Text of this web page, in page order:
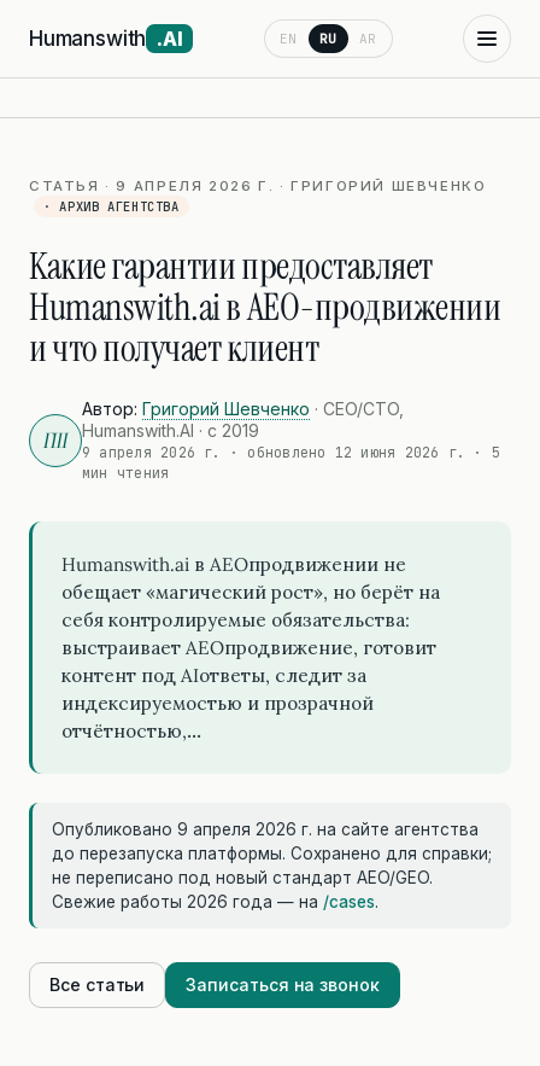
Humanswith .AI EN RU AR
СТАТЬЯ · 9 АПРЕЛЯ 2026 Г. · ГРИГОРИЙ ШЕВЧЕНКО
· АРХИВ АГЕНТСТВА
Какие гарантии предоставляет
Humanswith.ai в AEO-продвижении
и что получает клиент
ГШ
Автор: Григорий Шевченко · CEO/CTO,
Humanswith.AI · с 2019
9 апреля 2026 г. · обновлено 12 июня 2026 г.
· 5
мин чтения
Humanswith.ai в AEOпродвижении не
обещает «магический рост», но берёт на
себя контролируемые обязательства:
выстраивает AEOпродвижение, готовит
контент под AIответы, следит за
индексируемостью и прозрачной
отчётностью,…
Опубликовано 9 апреля 2026 г. на сайте агентства
до перезапуска платформы. Сохранено для справки;
не переписано под новый стандарт AEO/GEO.
Свежие работы 2026 года — на /cases.
Все статьи Записаться на звонок